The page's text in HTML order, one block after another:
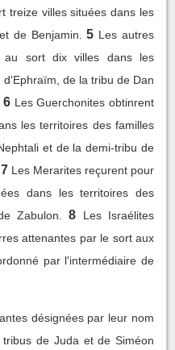
treize villes situées dans les
de Benjamin.
5 Les autres
au sort dix villes dans les
de la tribu de Dan
6 Les Guerchonites obtinrent
les territoires des familles
et de la demi-tribu de
7 Les Merarites reçurent pour
dans les territoires des
Zabulon.
8
Les Israélites
attenantes par le sort aux
par l'intermédiaire de
désignées par leur nom
de Juda et de Siméon